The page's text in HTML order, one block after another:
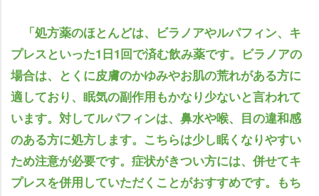
「処方薬のほとんどは、ビラノアやルパフィン、キ
プレスといった1日1回で済む飲み薬です。ビラノアの
場合は、とくに皮膚のかゆみやお肌の荒れがある方に
適しており、眠気の副作用もかなり少ないと言われて
います。対してルパフィンは、鼻水や喉、目の違和感
のある方に処方します。こちらは少し眠くなりやすい
ため注意が必要です。症状がきつい方には、併せてキ
プレスを併用していただくことがおすすめです。もち